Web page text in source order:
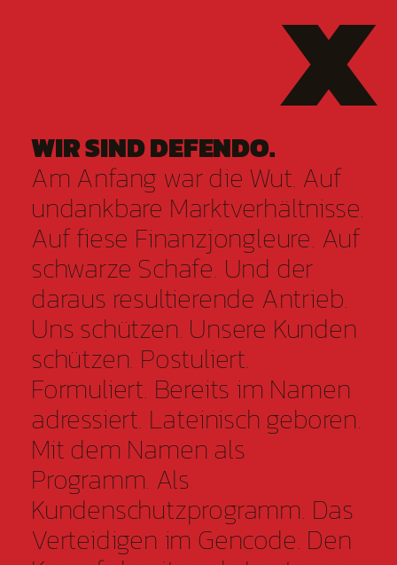
X
WIR SIND DEFENDO.
Am Anfang war die Wut. Auf
undankbare Marktverhältnisse.
Auf fiese Finanzjongleure. Auf
schwarze Schafe. Und der
daraus resultierende Antrieb.
Uns schützen. Unsere Kunden
schützen. Postuliert.
Formuliert. Bereits im Namen
adressiert. Lateinisch geboren.
Mit dem Namen als
Programm. Als
Kundenschutzprogramm. Das
Verteidigen im Gencode. Den